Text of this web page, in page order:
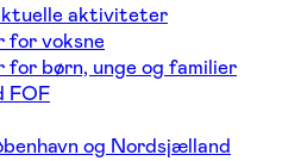
aktiviteter
for voksne
børn, unge og familier
FOF
og Nordsjælland